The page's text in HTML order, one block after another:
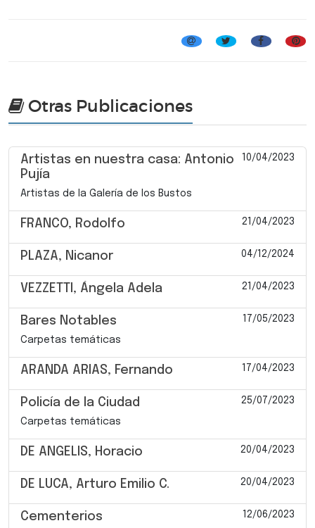
Otras Publicaciones
Artistas en nuestra casa: Antonio
Pujía
10/04/2023
Artistas de la Galería de los Bustos
FRANCO, Rodolfo 21/04/2023
PLAZA, Nicanor 04/12/2024
VEZZETTI, Ángela Adela 21/04/2023
Bares Notables 17/05/2023
Carpetas temáticas
ARANDA ARIAS, Fernando 17/04/2023
Policía de la Ciudad 25/07/2023
Carpetas temáticas
DE ANGELIS, Horacio 20/04/2023
DE LUCA, Arturo Emilio C. 20/04/2023
Cementerios 12/06/2023